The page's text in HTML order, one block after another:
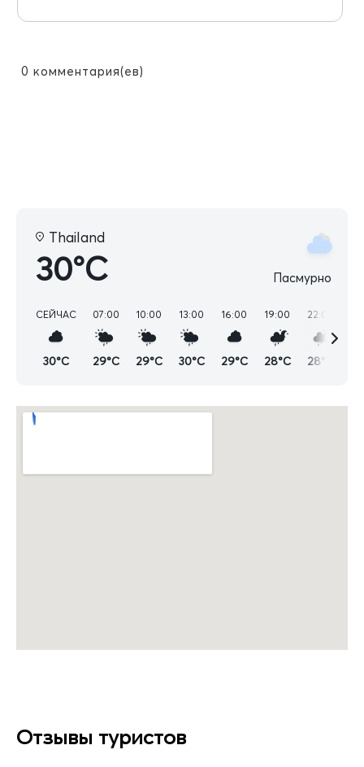
0 комментария(ев)
Thailand
30°C Пасмурно
СЕЙЧАС
30°C
07:00
29°C
10:00
29°C
13:00
30°C
16:00
29°C
19:00
28°C
22:00
28°C
Отзывы туристов